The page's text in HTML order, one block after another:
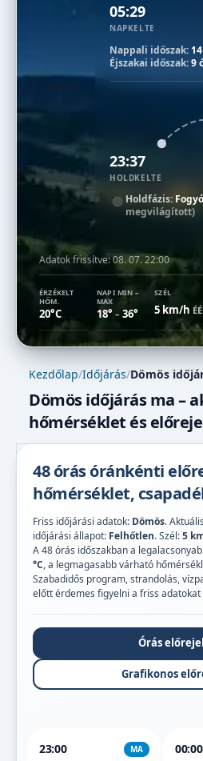
05:29
NAPKELTE
Nappali időszak:
Éjszakai időszak:9
23:37
HOLDKELTE
Holdfázis:
megvilágított)
Adatok frissítve:08. 07. 22:00
ÉRZÉKELT
HŐM.
20°C
NAPI MIN –
MAX
18° –36°
SZÉL
5 km/h
Kezdőlap/Időjárás/Dömös
Dömös időjárás ma –
hőmérséklet és
48 órás óránkénti
hőmérséklet,
Friss időjárási adatok: Dömös.
időjárási állapot: Felhőtlen. Szél:5
A 48 órás időszakban a
°C, a legmagasabb várható
Szabadidős program, strandolás,
előtt érdemes figyelni a friss
Órás
Grafikonos
23:00 MA 00:00